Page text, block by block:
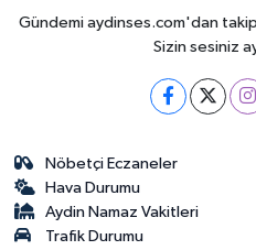
Gündemi aydinses.com'dan takip
Sizin sesiniz
Nöbetçi Eczaneler
Hava Durumu
Aydin Namaz Vakitleri
Trafik Durumu